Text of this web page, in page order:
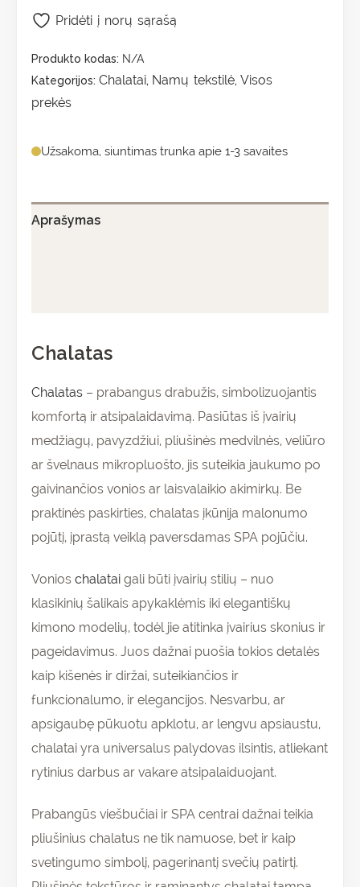
Produkto kodas: N/A
Kategorijos: Chalatai, Namų tekstilė, Visos
prekės
Užsakoma, siuntimas trunka apie 1-3 savaites
Pridėti į norų sąrašą
Aprašymas
Chalatas
Chalatas – prabangus drabužis, simbolizuojantis
komfortą ir atsipalaidavimą. Pasiūtas iš įvairių
medžiagų, pavyzdžiui, pliušinės medvilnės, veliūro
ar švelnaus mikropluošto, jis suteikia jaukumo po
gaivinančios vonios ar laisvalaikio akimirkų. Be
praktinės paskirties, chalatas įkūnija malonumo
pojūtį, įprastą veiklą paversdamas SPA pojūčiu.
Vonios chalatai gali būti įvairių stilių – nuo
klasikinių šalikais apykaklėmis iki elegantiškų
kimono modelių, todėl jie atitinka įvairius skonius ir
pageidavimus. Juos dažnai puošia tokios detalės
kaip kišenės ir diržai, suteikiančios ir
funkcionalumo, ir elegancijos. Nesvarbu, ar
apsigaubę pūkuotu apklotu, ar lengvu apsiaustu,
chalatai yra universalus palydovas ilsintis, atliekant
rytinius darbus ar vakare atsipalaiduojant.
Prabangūs viešbučiai ir SPA centrai dažnai teikia
pliušinius chalatus ne tik namuose, bet ir kaip
svetingumo simbolį, pagerinantį svečių patirtį.